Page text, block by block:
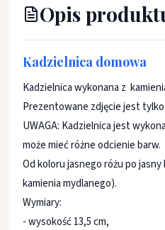
Opis
Kadzielnica domowa
Kadzielnica wykonana z
Prezentowane zdjęcie jest
UWAGA: Kadzielnica jest
może mieć różne odcienie barw.
Od koloru jasnego różu po
kamienia mydlanego).
Wymiary:
- wysokość 13,5 cm,